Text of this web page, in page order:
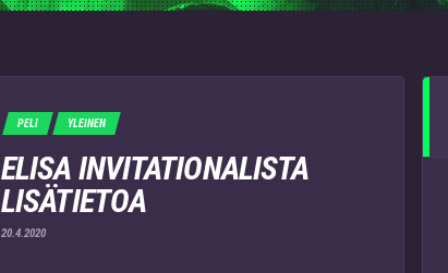
PELI YLEINEN
ELISA INVITATIONALISTA
LISÄTIETOA
20.4.2020